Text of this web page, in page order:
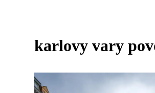
karlovy vary